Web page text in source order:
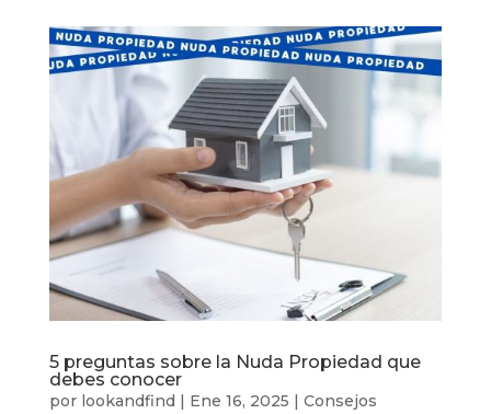
5 preguntas sobre la Nuda Propiedad que
debes conocer
por lookandfind | Ene 16, 2025 | Consejos